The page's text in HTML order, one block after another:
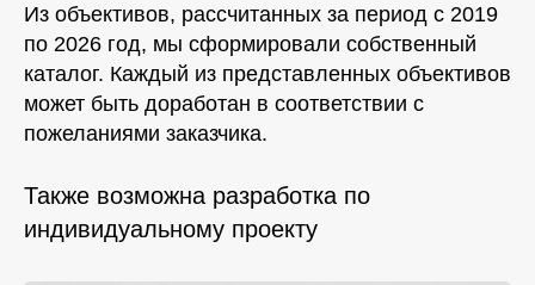
Из объективов, рассчитанных за период с 2019
по 2026 год, мы сформировали собственный
каталог. Каждый из представленных объективов
может быть доработан в соответствии с
пожеланиями заказчика.
Также возможна разработка по
индивидуальному проекту